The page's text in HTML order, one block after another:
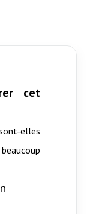
cet
elles